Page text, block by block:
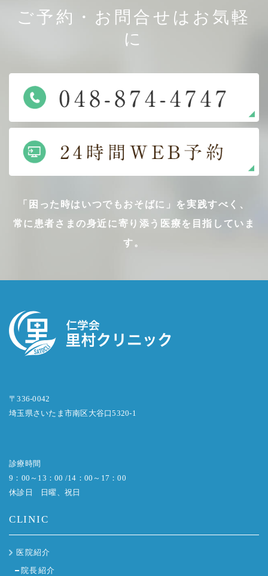
ご予約・お問合せはお気軽
に
「困った時はいつでもおそばに」を実践すべく、
常に患者さまの身近に寄り添う医療を目指していま
す。
〒336-0042
埼玉県さいたま市南区大谷口5320-1
診療時間
9：00～13：00 /14：00～17：00
休診日 日曜、祝日
CLINIC
医院紹介
院長紹介